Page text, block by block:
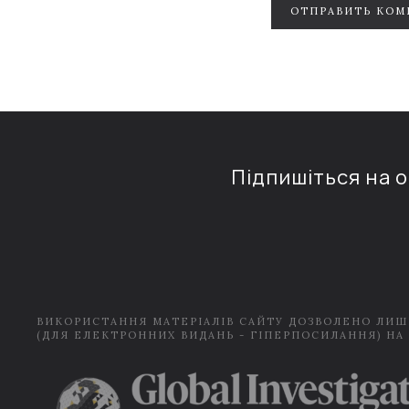
ОТПРАВИТЬ
Підпишіться на
ВИКОРИСТАННЯ МАТЕРІАЛІВ САЙТУ ДОЗВОЛЕНО
(ДЛЯ ЕЛЕКТРОННИХ ВИДАНЬ - ГІПЕРПОСИЛАННЯ) НА